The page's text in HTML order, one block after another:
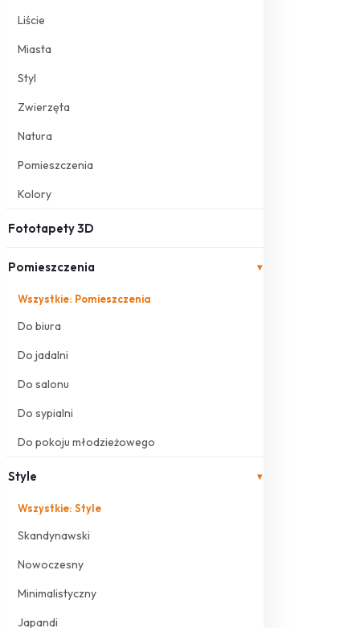
Liście
Miasta
Styl
Zwierzęta
Natura
Pomieszczenia
Kolory
Fototapety 3D
Pomieszczenia ▾
Wszystkie: Pomieszczenia
Do biura
Do jadalni
Do salonu
Do sypialni
Do pokoju młodzieżowego
Style ▾
Wszystkie: Style
Skandynawski
Nowoczesny
Minimalistyczny
Japandi